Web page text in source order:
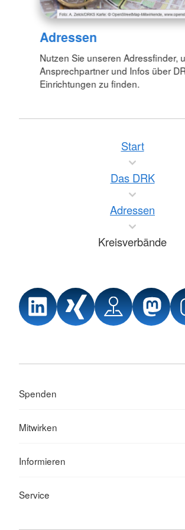
Adressen
Nutzen Sie unseren Adressfinder,
Ansprechpartner und Infos über
Einrichtungen zu finden.
Start
Das DRK
Adressen
Kreisverbände
Spenden
Mitwirken
Informieren
Service